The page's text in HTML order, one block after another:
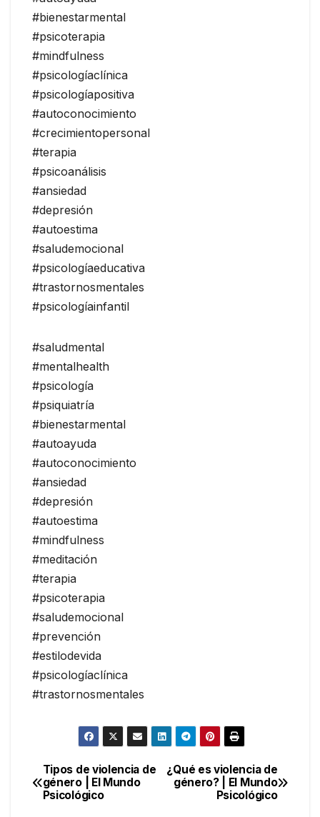
#bienestarmental
#psicoterapia
#mindfulness
#psicologíaclínica
#psicologíapositiva
#autoconocimiento
#crecimientopersonal
#terapia
#psicoanálisis
#ansiedad
#depresión
#autoestima
#saludemocional
#psicologíaeducativa
#trastornosmentales
#psicologíainfantil
#saludmental
#mentalhealth
#psicología
#psiquiatría
#bienestarmental
#autoayuda
#autoconocimiento
#ansiedad
#depresión
#autoestima
#mindfulness
#meditación
#terapia
#psicoterapia
#saludemocional
#prevención
#estilodevida
#psicologíaclínica
#trastornosmentales
Navegación
de
¿Qué es violencia de
género? | El Mundo
Psicológico
Tipos de violencia de
género | El Mundo
Psicológico